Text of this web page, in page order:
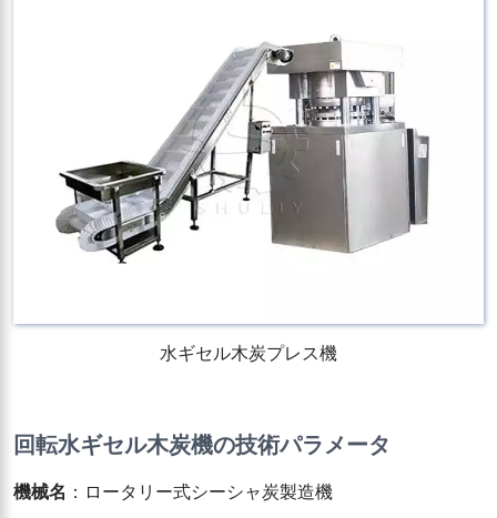
水ギセル木炭プレス機
回転水ギセル木炭機の技術パラメータ
機械名 ：ロータリー式シーシャ炭製造機